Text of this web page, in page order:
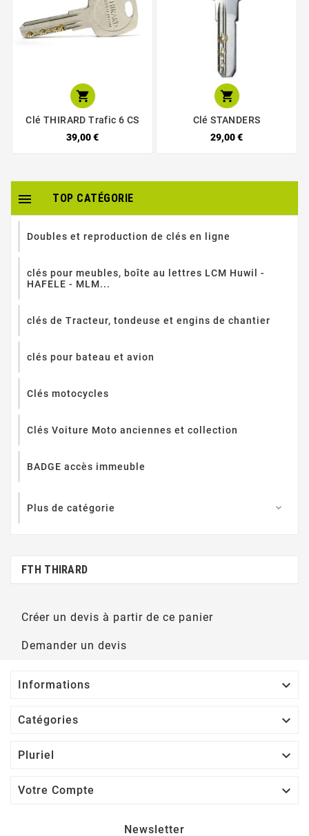

Clé THIRARD Trafic 6 CS
39,00 €

Clé STANDERS
29,00 €
TOP CATÉGORIE

Doubles et reproduction de clés en ligne
clés pour meubles, boîte au lettres LCM Huwil -
HAFELE - MLM...
clés de Tracteur, tondeuse et engins de chantier
clés pour bateau et avion
Clés motocycles
Clés Voiture Moto anciennes et collection
BADGE accès immeuble
Plus de catégorie 
FTH THIRARD
Créer un devis à partir de ce panier
Demander un devis
Informations 
Catégories 
Pluriel 
Votre Compte 
Newsletter